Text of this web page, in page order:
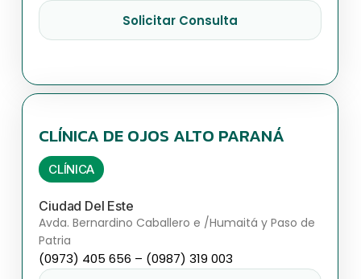
Solicitar Consulta
CLÍNICA DE OJOS ALTO PARANÁ
CLÍNICA
Ciudad Del Este
Avda. Bernardino Caballero e /Humaitá y Paso de
Patria
(0973) 405 656 – (0987) 319 003